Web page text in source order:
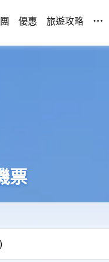
優惠 旅遊攻略 ...
票